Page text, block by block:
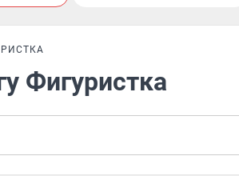
Фигуристка